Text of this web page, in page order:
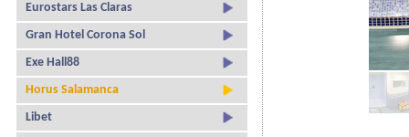
Eurostars Las Claras
Gran Hotel Corona Sol
Exe Hall88
Horus Salamanca
Libet